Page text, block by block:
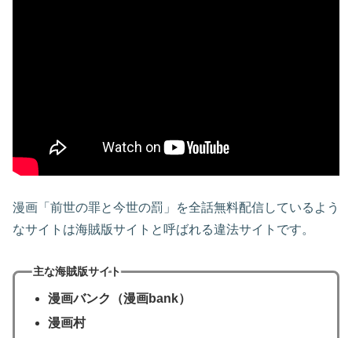
漫画「前世の罪と今世の罰」を全話無料配信しているよう
なサイトは海賊版サイトと呼ばれる違法サイトです。
主な海賊版サイト
漫画バンク（漫画bank）
漫画村